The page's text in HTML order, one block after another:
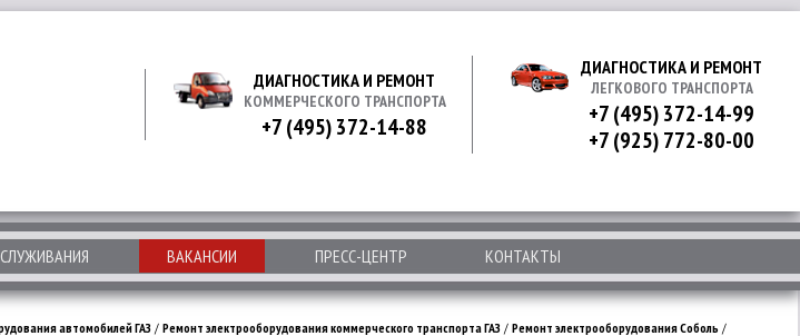
ДИАГНОСТИКА И РЕМОНТ
КОММЕРЧЕСКОГО ТРАНСПОРТА
+7 (495) 372-14-88
ДИАГНОСТИКА И РЕМОНТ
ЛЕГКОВОГО ТРАНСПОРТА
+7 (495) 372-14-99
+7 (925) 772-80-00
ВАКАНСИИ ПРЕСС-ЦЕНТР КОНТАКТЫ
автомобилей ГАЗ / Ремонт электрооборудования коммерческого транспорта ГАЗ / Ремонт электрооборудования Соболь /